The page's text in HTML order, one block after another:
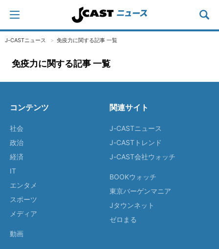
J-CASTニュース 免疫力に関する記事 一覧
免疫力に関する記事 一覧
コンテンツ
社会
政治
経済
IT
エンタメ
スポーツ
メディア
動画
関連サイト
J-CASTニュース
J-CASTトレンド
J-CAST会社ウォッチ
BOOKウォッチ
東京バーゲンマニア
Jタウンネット
ゼロまる